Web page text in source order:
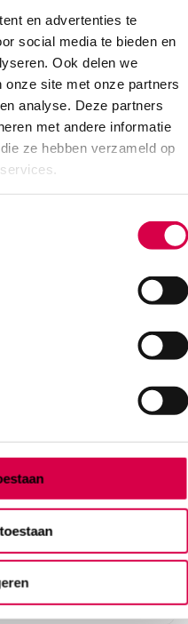
en advertenties te
social media te bieden en
Ook delen we
site met onze partners
analyse. Deze partners
met andere informatie
ze hebben verzameld op